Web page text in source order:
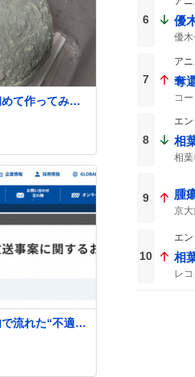
て作ってみた
とヤバいと思
流れた“不適切
日に西
で発生した駅
6 優
優
7
ア
奪
コ
8
エン
相
相
9 腫
京
10
エン
相
レ